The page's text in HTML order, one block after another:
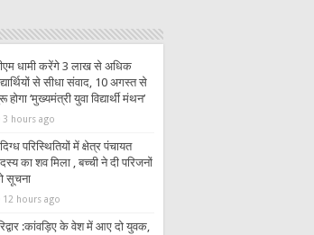
धामी करेंगे 3 लाख से अधिक
से सीधा संवाद, 10 अगस्त से
होगा ‘मुख्यमंत्री युवा विद्यार्थी मंथन’
3 hours ago
परिस्थितियों में क्षेत्र पंचायत
का शव मिला , बच्ची ने दी परिजनों
सूचना
12 hours ago
:कांवड़िए के वेश में आए दो युवक,